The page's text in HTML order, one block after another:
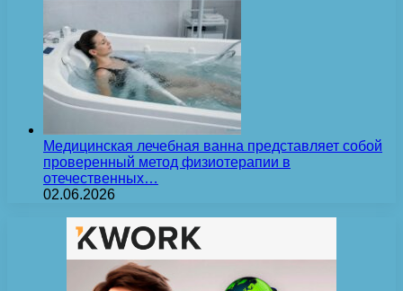
Медицинская лечебная ванна представляет собой
проверенный метод физиотерапии в
отечественных…
02.06.2026